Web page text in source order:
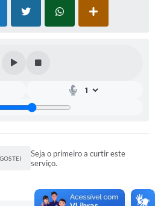
Seja o primeiro a curtir este
serviço.